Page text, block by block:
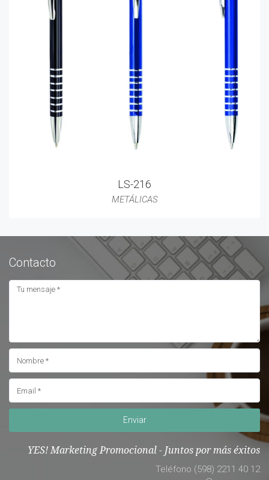
LS-216
METÁLICAS
Contacto
Enviar
YES! Marketing Promocional - Juntos por más éxitos
Teléfono (598) 2211 40 12